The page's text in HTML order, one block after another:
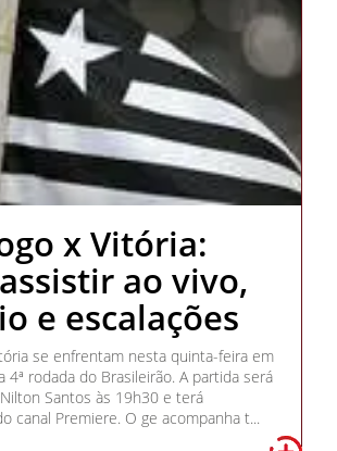
x Vitória:
ao vivo,
e escalações
se enfrentam nesta quinta-feira em
4ª rodada do Brasileirão. A partida será
Santos às 19h30 e terá
canal Premiere. O ge acompanha t...